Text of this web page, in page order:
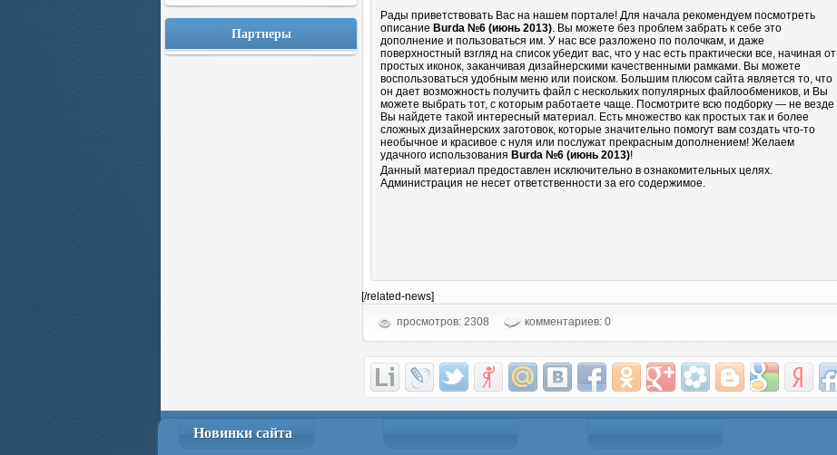
Партнеры
Рады приветствовать Вас на нашем портале! Для начала рекомендуем посмотреть
описание Burda №6 (июнь 2013). Вы можете без проблем забрать к себе это
дополнение и пользоваться им. У нас все разложено по полочкам, и даже
поверхностный взгляд на список убедит вас, что у нас есть практически все, начиная от
простых иконок, заканчивая дизайнерскими качественными рамками. Вы можете
воспользоваться удобным меню или поиском. Большим плюсом сайта является то, что
он дает возможность получить файл с нескольких популярных файлообмеников, и Вы
можете выбрать тот, с которым работаете чаще. Посмотрите всю подборку — не везде
Вы найдете такой интересный материал. Есть множество как простых так и более
сложных дизайнерских заготовок, которые значительно помогут вам создать что-то
необычное и красивое с нуля или послужат прекрасным дополнением! Желаем
удачного использования Burda №6 (июнь 2013)!
Данный материал предоставлен исключительно в ознакомительных целях.
Администрация не несет ответственности за его содержимое.
[/related-news]
просмотров: 2308
комментариев: 0
Новинки сайта